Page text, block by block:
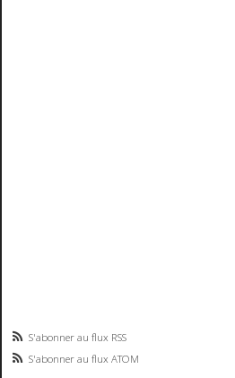
S'abonner au flux RSS
S'abonner au flux ATOM